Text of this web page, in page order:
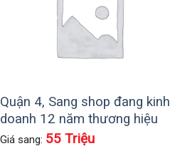
Quận 4, Sang shop đang kinh
doanh 12 năm thương hiệu
thời trang có tiếng tại mặt tiền
Giá sang: 55 Triệu